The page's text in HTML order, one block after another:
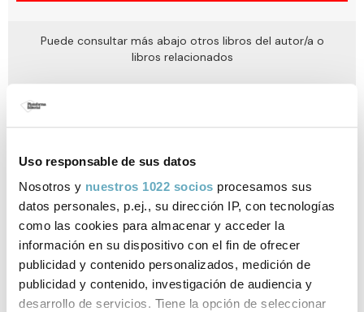
Uso responsable de sus datos
Nosotros y nuestros 1022 socios procesamos sus
datos personales, p.ej., su dirección IP, con tecnologías
como las cookies para almacenar y acceder la
información en su dispositivo con el fin de ofrecer
publicidad y contenido personalizados, medición de
publicidad y contenido, investigación de audiencia y
desarrollo de servicios. Tiene la opción de seleccionar
Puede consultar más abajo otros libros del autor/a o
libros relacionados
Ficha técnica
ISBN:978-84-15880-37-0
Páginas: 176
Tema:Empresa y gestión
Colección: Empresa